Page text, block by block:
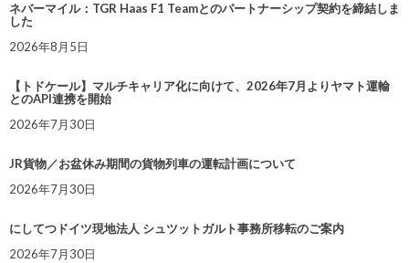
ネバーマイル：TGR Haas F1 Teamとのパートナーシップ契約を締結しま
した
2026年8月5日
【トドケール】マルチキャリア化に向けて、2026年7月よりヤマト運輸
とのAPI連携を開始
2026年7月30日
JR貨物／お盆休み期間の貨物列車の運転計画について
2026年7月30日
にしてつドイツ現地法人 シュツットガルト事務所移転のご案内
2026年7月30日